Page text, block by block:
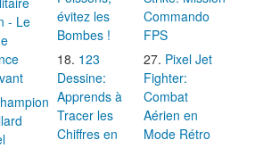
- Le
évitez les
Bombes !
123
Dessine:
Apprends à
Tracer les
Chiffres en
Commando
FPS
Pixel Jet
Fighter:
Combat
Aérien en
Mode Rétro